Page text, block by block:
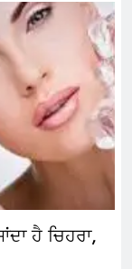
ਹੈ ਚਿਹਰਾ,